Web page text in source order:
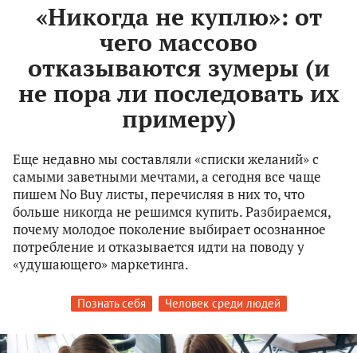
«Никогда не куплю»: от
чего массово
отказываются зумеры (и
не пора ли последовать их
примеру)
Еще недавно мы составляли «списки желаний» с
самыми заветными мечтами, а сегодня все чаще
пишем No Buy листы, перечисляя в них то, что
больше никогда не решимся купить. Разбираемся,
почему молодое поколение выбирает осознанное
потребление и отказывается идти на поводу у
«удушающего» маркетинга.
Познать себя Человек среди людей